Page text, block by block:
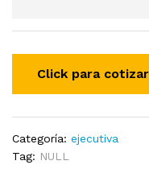
Categoría: ejecutiva
Tag: NULL